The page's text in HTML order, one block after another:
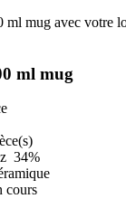
ml mug
34%
cours